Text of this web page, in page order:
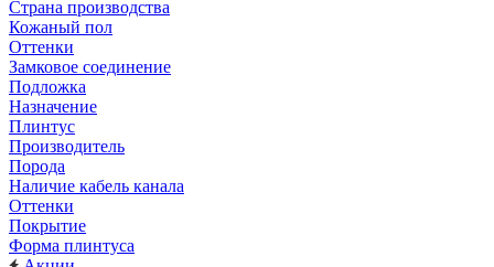
Страна производства
Кожаный пол
Оттенки
Замковое соединение
Подложка
Назначение
Плинтус
Производитель
Порода
Наличие кабель канала
Оттенки
Покрытие
Форма плинтуса